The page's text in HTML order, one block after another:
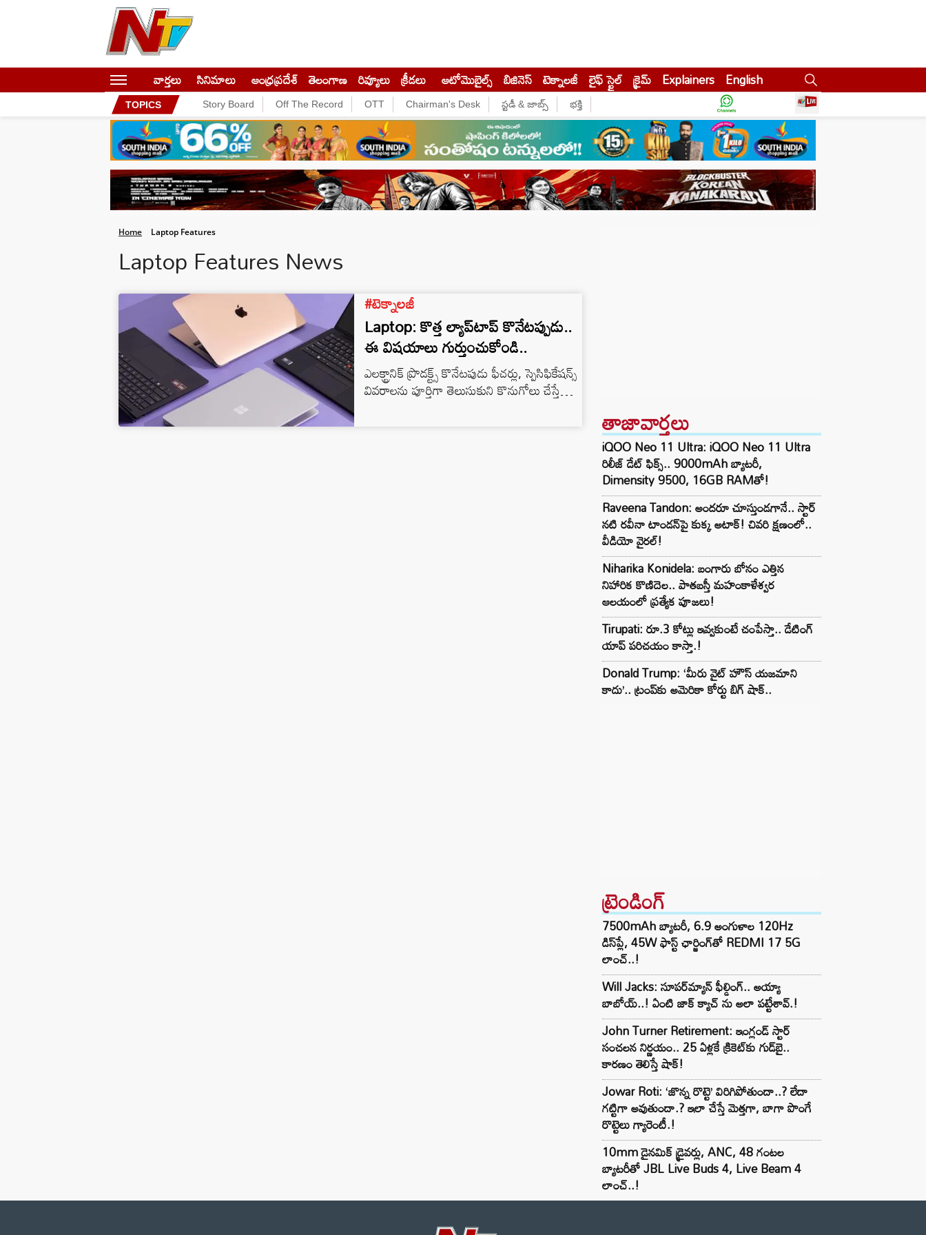
వార్తలు సినిమాలు ఆంధ్రప్రదేశ్ తెలంగాణ రివ్యూలు క్రీడలు ఆటోమొబైల్స్ బిజినెస్‌ టెక్నాలజీ లైఫ్ స్టైల్ క్రైమ్ Explainers English
TOPICS Story Board Off The Record OTT Chairman's Desk స్టడీ & జాబ్స్ భక్తి
Home Laptop Features
Laptop Features News
#టెక్నాలజీ
Laptop: కొత్త ల్యాప్‌టాప్ కొనేటప్పుడు..
ఈ విషయాలు గుర్తుంచుకోండి..
ఎలక్ట్రానిక్ ప్రొడక్ట్స్ కొనేటపుడు ఫీచర్లు, స్పెసిఫికేషన్స్
వివరాలను పూర్తిగా తెలుసుకుని కొనుగోలు చేస్తే
తాజావార్తలు
iQOO Neo 11 Ultra: iQOO Neo 11 Ultra
రిలీజ్ డేట్ ఫిక్స్.. 9000mAh బ్యాటరీ,
Dimensity 9500, 16GB RAMతో!
Raveena Tandon: అందరూ చూస్తుండగానే.. స్టార్
నటి రవీనా టాండన్‌పై కుక్క అటాక్! చివరి క్షణంలో..
వీడియో వైరల్!
Niharika Konidela: బంగారు బోనం ఎత్తిన
నిహారిక కొణిదెల.. పాతబస్తీ మహంకాళేశ్వర
ఆలయంలో ప్రత్యేక పూజలు!
Tirupati: రూ.3 కోట్లు ఇవ్వకుంటే చంపేస్తా.. డేటింగ్
యాప్ పరిచయం కాస్తా.!
Donald Trump: ‘మీరు వైట్ హౌస్ యజమాని
కాదు’.. ట్రంప్‌కు అమెరికా కోర్టు బిగ్ షాక్..
ట్రెండింగ్‌
7500mAh బ్యాటరీ, 6.9 అంగుళాల 120Hz
డిస్‌ప్లే, 45W ఫాస్ట్ ఛార్జింగ్‌తో REDMI 17 5G
లాంచ్..!
Will Jacks: సూపర్‌మ్యాన్ ఫీల్డింగ్.. అయ్యా
బాబోయ్..! ఏంటి జాక్ క్యాచ్ ను అలా పట్టేశావ్.!
John Turner Retirement: ఇంగ్లండ్ స్టార్
సంచలన నిర్ణయం.. 25 ఏళ్లకే క్రికెట్‌కు గుడ్‌బై..
కారణం తెలిస్తే షాక్!
Jowar Roti: ‘జొన్న రొట్టె’ విరిగిపోతుందా..? లేదా
గట్టిగా అవుతుందా.? ఇలా చేస్తే మెత్తగా, బాగా పొంగే
రొట్టెలు గ్యారెంటీ.!
10mm డైనమిక్ డ్రైవర్లు, ANC, 48 గంటల
బ్యాటరీతో JBL Live Buds 4, Live Beam 4
లాంచ్..!